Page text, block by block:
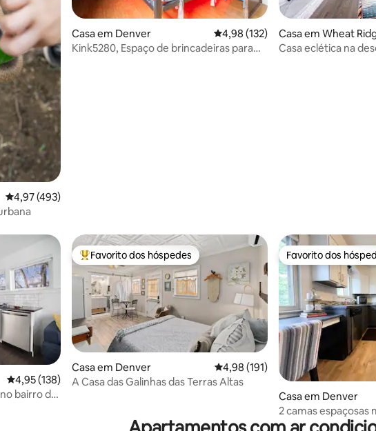
Classificação média de 4,97 em 5 estrelas, 493avaliações
4,97 (493)
Casa em Denver Classificação média de 4,98 em 5
4,98 (132)
Kink5280, Espaço de brincadeiras para
Casa em Wheat
Casa eclética na
apreciados
Classificação média de 4,95 em 5 estrelas, 138avaliações
4,95 (138)
bairro de
Favoritos dos hóspedes mais apreciados
Favorito dos hóspedes
Casa em Denver Classificação média de 4,98 em 5
4,98 (191)
A Casa das Galinhas das Terras Altas
Favorito dos
Favorito dos
Casa em Denver
2 camas espaçosas
centro e do lago